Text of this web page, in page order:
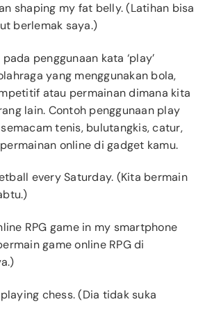
shaping my fat belly. (Latihan bisa
berlemak saya.)
penggunaan kata ‘play’
yang menggunakan bola,
atau permainan dimana kita
lain. Contoh penggunaan play
tenis, bulutangkis, catur,
online di gadget kamu.
every Saturday. (Kita bermain
RPG game in my smartphone
game online RPG di
chess. (Dia tidak suka